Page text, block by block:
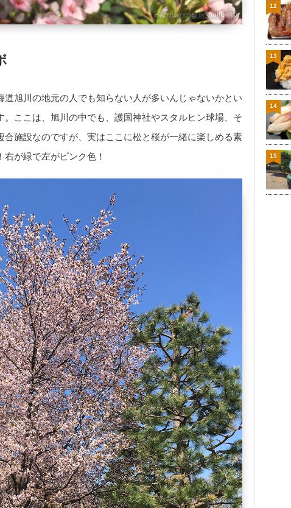
旭川の地元の人でも知らない人が多いんじゃないかとい
ここは、旭川の中でも、護国神社やスタルヒン球場、そ
施設なのですが、実はここに松と桜が一緒に楽しめる素
が緑で左がピンク色！
12
13
14
15